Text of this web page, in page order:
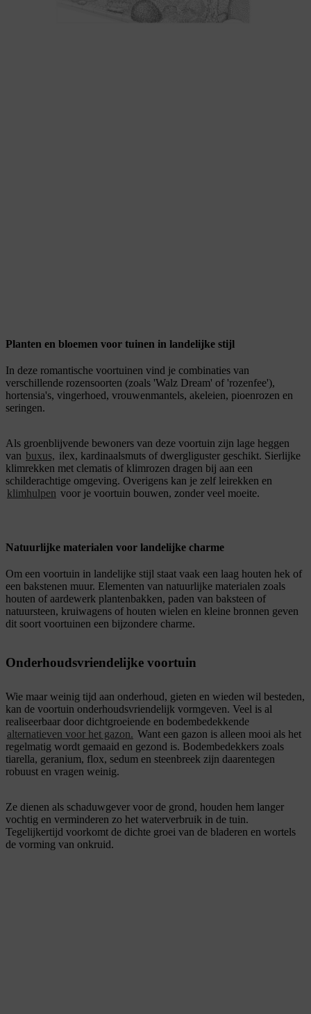
Planten en bloemen voor tuinen in landelijke stijl
In deze romantische voortuinen vind je combinaties van
verschillende rozensoorten (zoals 'Walz Dream' of 'rozenfee'),
hortensia's, vingerhoed, vrouwenmantels, akeleien, pioenrozen en
seringen.
Als groenblijvende bewoners van deze voortuin zijn lage heggen
van buxus, ilex, kardinaalsmuts of dwergliguster geschikt. Sierlijke
klimrekken met clematis of klimrozen dragen bij aan een
schilderachtige omgeving. Overigens kan je zelf leirekken en
klimhulpen voor je voortuin bouwen, zonder veel moeite.
Natuurlijke materialen voor landelijke charme
Om een voortuin in landelijke stijl staat vaak een laag houten hek of
een bakstenen muur. Elementen van natuurlijke materialen zoals
houten of aardewerk plantenbakken, paden van baksteen of
natuursteen, kruiwagens of houten wielen en kleine bronnen geven
dit soort voortuinen een bijzondere charme.
Onderhoudsvriendelijke voortuin
Wie maar weinig tijd aan onderhoud, gieten en wieden wil besteden,
kan de voortuin onderhoudsvriendelijk vormgeven. Veel is al
realiseerbaar door dichtgroeiende en bodembedekkende
alternatieven voor het gazon. Want een gazon is alleen mooi als het
regelmatig wordt gemaaid en gezond is. Bodembedekkers zoals
tiarella, geranium, flox, sedum en steenbreek zijn daarentegen
robuust en vragen weinig.
Ze dienen als schaduwgever voor de grond, houden hem langer
vochtig en verminderen zo het waterverbruik in de tuin.
Tegelijkertijd voorkomt de dichte groei van de bladeren en wortels
de vorming van onkruid.